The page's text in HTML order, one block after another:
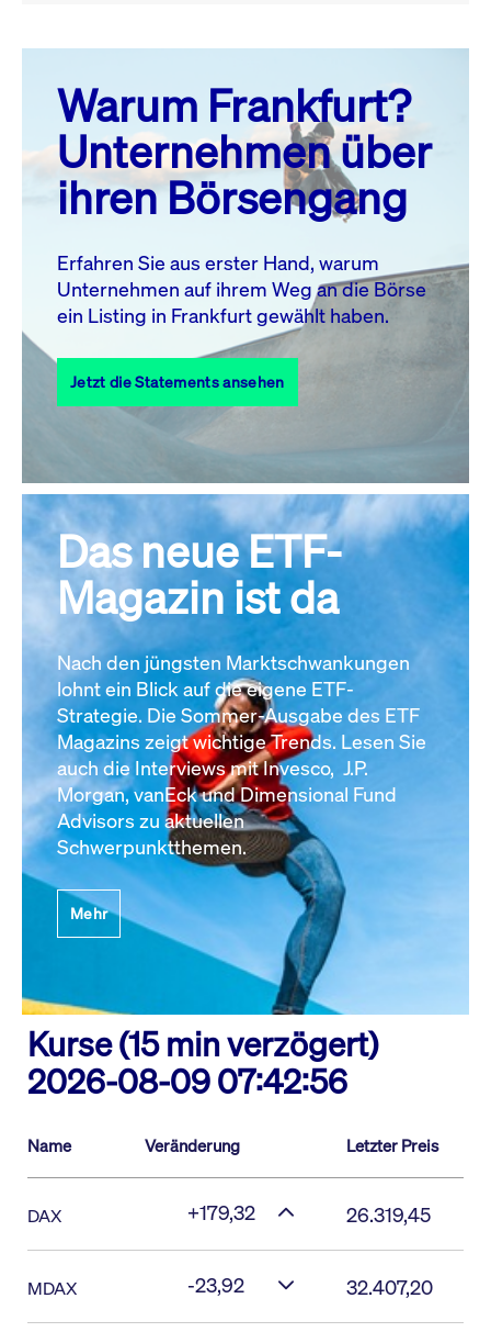
August 26
MO. DI. MI. DO. FR. SA. SO.
1
2
3
4 5 6 7 8
10 11 13 14
17
18 19 20 21 22
23
27 28
31
Alle Events
Warum Frankfurt?
Unternehmen über
ihren Börsengang
Erfahren Sie aus erster Hand, warum
Unternehmen auf ihrem Weg an die Börse
ein Listing in Frankfurt gewählt haben.
Jetzt die Statements ansehen
Das neue ETF-
Magazin ist da
Nach den jüngsten Marktschwankungen
lohnt ein Blick auf die eigene ETF-
Strategie. Die Sommer-Ausgabe des ETF
Magazins zeigt wichtige Trends. Lesen Sie
auch die Interviews mit Invesco, J.P.
Morgan, vanEck und Dimensional Fund
Advisors zu aktuellen
Schwerpunktthemen.
Mehr
Kurse (15 min verzögert)
2026-08-09 07:42:56
Name Veränderung Letzter Preis
DAX +179,32 26.319,45
MDAX -23,92 32.407,20